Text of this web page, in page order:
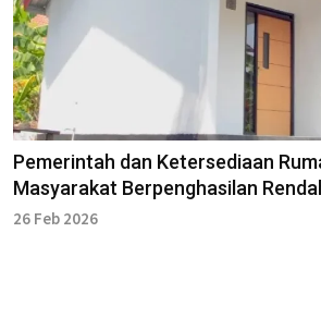
Pemerintah dan Ketersediaan
Masyarakat Berpenghasilan
26 Feb 2026